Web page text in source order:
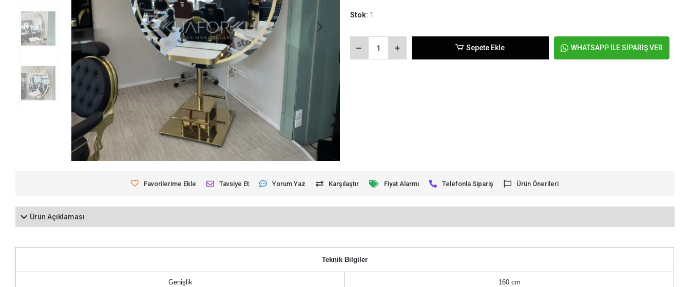
Stok: 1
Sepete Ekle WHATSAPP İLE SİPARİŞ VER
Favorilerime Ekle Tavsiye Et Yorum Yaz Karşılaştır Fiyat Alarmı Telefonla Sipariş Ürün Önerileri
Ürün Açıklaması
Teknik Bilgiler
Genişlik 160 cm